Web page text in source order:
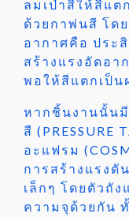
ลมเป่าสีให้สีแต
ด้วยกาพ่นสี โด
อากาศคือ ประ
สร้างแรงอัดอา
พอให้สีแตกเป็น
หากชิ้นงานนั้น
สี
อะแฟรม
การสร้างแรงดั
เล็กๆ โดยตัวถั
ความจุด้วยกัน